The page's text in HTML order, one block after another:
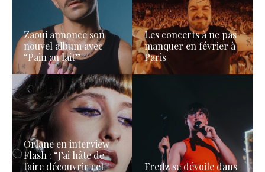
Zaoui annonce son
nouvel album avec
“Pain au lait”
Les concerts à ne pas
manquer en février à
Paris
Orlane en interview
Flash : “J’ai hâte de
faire découvrir cet
Fredz se dévoile dans